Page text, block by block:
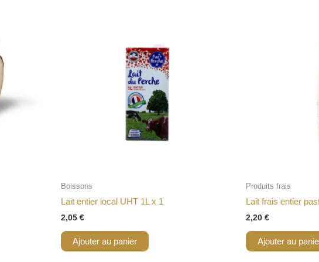
Boissons
Lait entier local UHT 1L x 1
2,05 €
Ajouter au panier
Produits frais
Lait frais entier
2,20 €
Ajouter au